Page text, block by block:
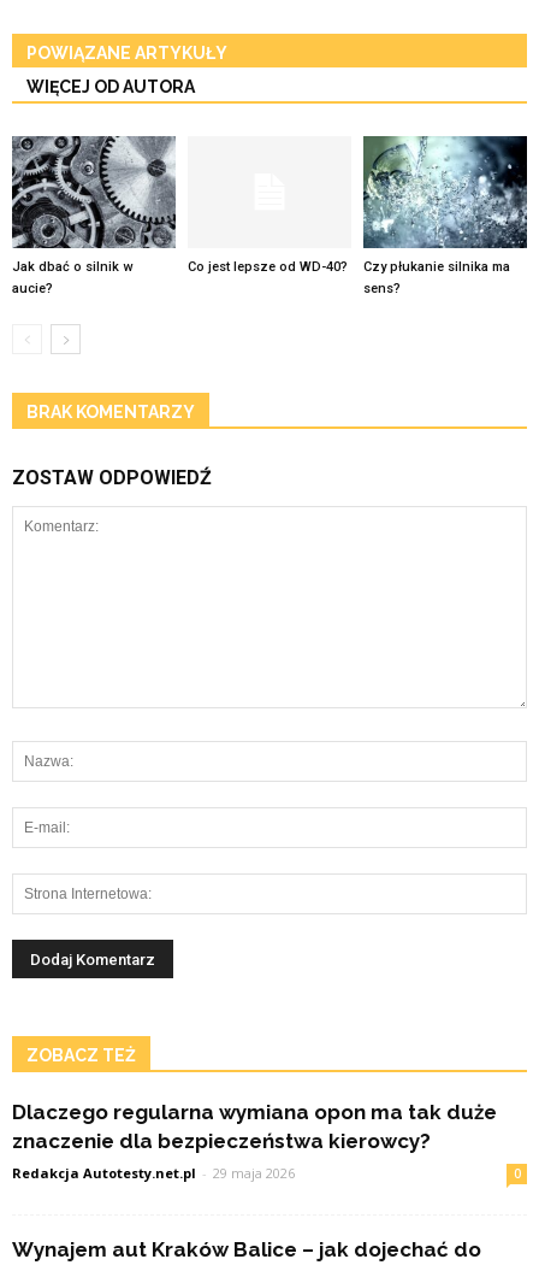
POWIĄZANE ARTYKUŁY
WIĘCEJ OD AUTORA
Jak dbać o silnik w
aucie?
Co jest lepsze od WD-40?
Czy płukanie silnika ma
sens?
BRAK KOMENTARZY
ZOSTAW ODPOWIEDŹ
ZOBACZ TEŻ
Dlaczego regularna wymiana opon ma tak duże
znaczenie dla bezpieczeństwa kierowcy?
Redakcja Autotesty.net.pl - 29 maja 2026 0
Wynajem aut Kraków Balice – jak dojechać do